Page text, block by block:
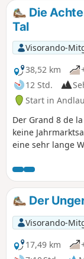
Die
Tal
Visorando-
38,52 km
12 Std.
Start in
Der Grand 8 de
keine
eine sehr lange
kein Wettkampf.
ergehene
die keine Angst
oder beides. In
Mutigsten oder in
Vernünftigeren. Eine Wanderung ohne
technische
lang und mit
Der
Visorando-
17,49 km